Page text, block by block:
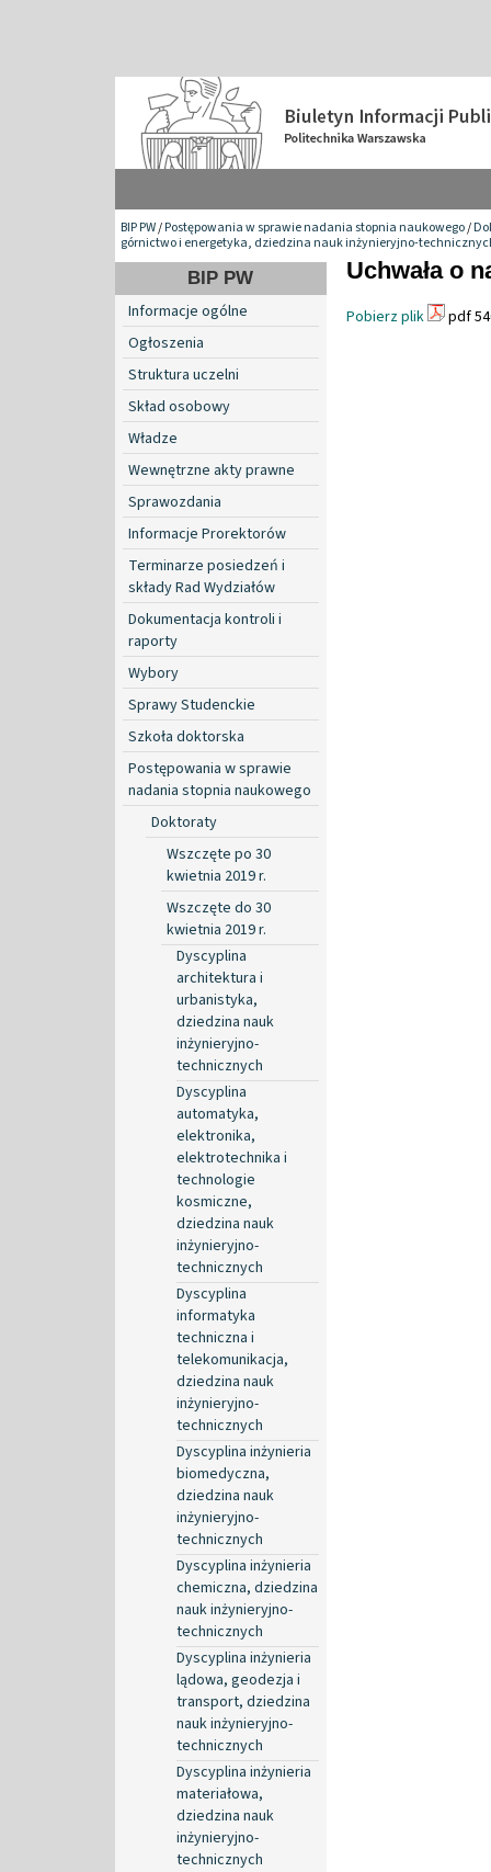
BIP PW/Postępowania w sprawie nadania stopnia naukowego/
górnictwo i energetyka, dziedzina nauk inżynieryjno-
BIP PW
Informacje ogólne
Ogłoszenia
Struktura uczelni
Skład osobowy
Władze
Wewnętrzne akty prawne
Sprawozdania
Informacje Prorektorów
Terminarze posiedzeń i
składy Rad Wydziałów
Dokumentacja kontroli i
raporty
Wybory
Sprawy Studenckie
Szkoła doktorska
Postępowania w sprawie
nadania stopnia naukowego
Doktoraty
Wszczęte po 30
kwietnia 2019 r.
Wszczęte do 30
kwietnia 2019 r.
Dyscyplina
architektura i
urbanistyka,
dziedzina nauk
inżynieryjno-
technicznych
Dyscyplina
automatyka,
elektronika,
elektrotechnika i
technologie
kosmiczne,
dziedzina nauk
inżynieryjno-
technicznych
Dyscyplina
informatyka
techniczna i
telekomunikacja,
dziedzina nauk
inżynieryjno-
technicznych
Dyscyplina inżynieria
biomedyczna,
dziedzina nauk
inżynieryjno-
technicznych
Dyscyplina inżynieria
chemiczna, dziedzina
nauk inżynieryjno-
technicznych
Dyscyplina inżynieria
lądowa, geodezja i
transport, dziedzina
nauk inżynieryjno-
technicznych
Dyscyplina inżynieria
materiałowa,
dziedzina nauk
inżynieryjno-
technicznych
Uchwała o
Pobierz plik pdf